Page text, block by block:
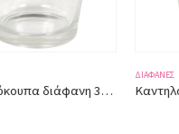
Καντηλόκουπα διάφανη 3232 ύψος 5,50εκ.
ΔΙΆΦΑΝΕΣ